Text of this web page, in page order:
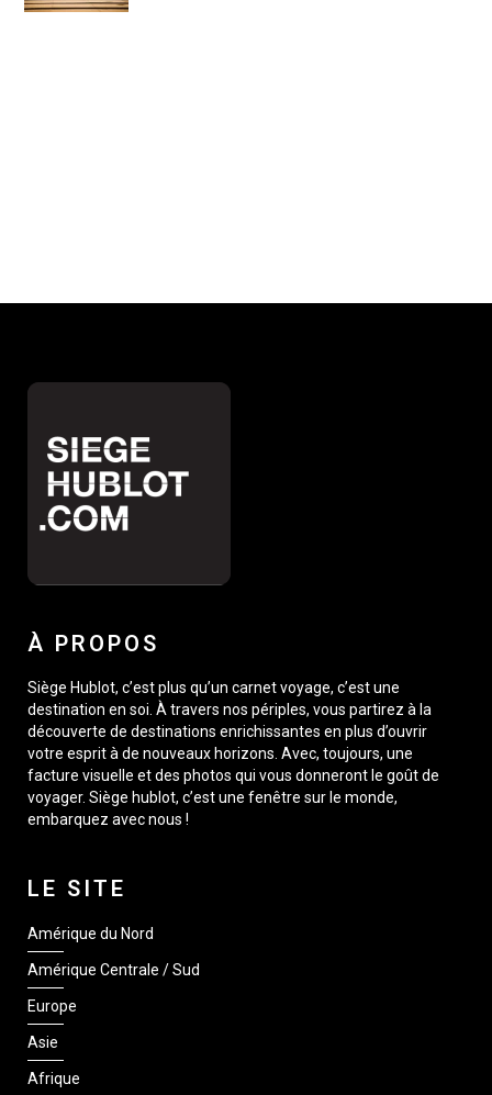
À PROPOS
Siège Hublot, c’est plus qu’un carnet voyage, c’est une
destination en soi. À travers nos périples, vous partirez à la
découverte de destinations enrichissantes en plus d’ouvrir
votre esprit à de nouveaux horizons. Avec, toujours, une
facture visuelle et des photos qui vous donneront le goût de
voyager. Siège hublot, c’est une fenêtre sur le monde,
embarquez avec nous !
LE SITE
Amérique du Nord
Amérique Centrale / Sud
Europe
Asie
Afrique